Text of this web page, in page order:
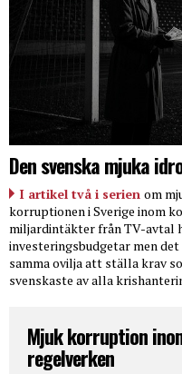
Den svenska mjuka
I artikel två i serien om
korruptionen i Sverige inom
miljardintäkter från TV-avtal
investeringsbudgetar men
samma ovilja att ställa krav
svenskaste av alla
Mjuk korruption
regelverken